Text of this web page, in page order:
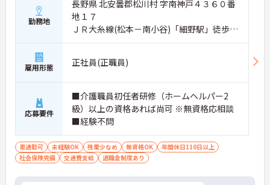
勤務地
長野県 北安曇郡松川村 字南神戸４３６０番
地１７
ＪＲ大糸線(松本－南小谷)「細野駅」徒歩20
分
雇用形態 正社員(正職員)
応募要件
■介護職員初任者研修（ホームヘルパー2
級）以上の資格あれば尚可 ※無資格応相談
■経験不問
車通勤可 未経験OK 残業少なめ 無資格OK
年間休日110日以上
社会保険完備
交通費支給 退職金制度あり